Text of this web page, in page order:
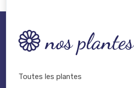
nos plantes
Toutes les plantes